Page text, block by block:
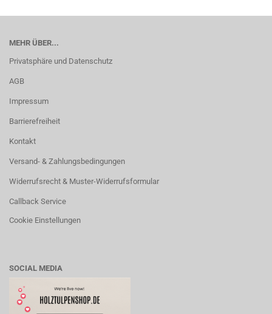
MEHR ÜBER...
Privatsphäre und Datenschutz
AGB
Impressum
Barrierefreiheit
Kontakt
Versand- & Zahlungsbedingungen
Widerrufsrecht & Muster-Widerrufsformular
Callback Service
Cookie Einstellungen
SOCIAL MEDIA